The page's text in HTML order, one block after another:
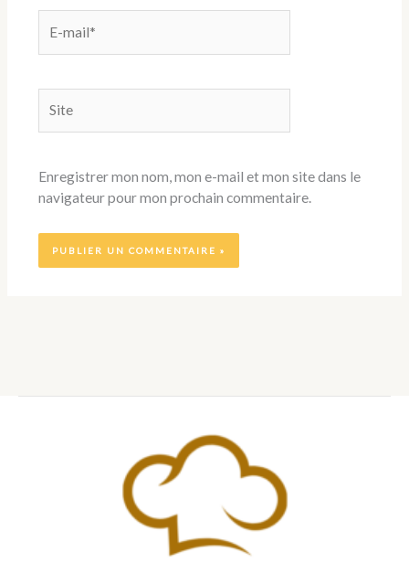
mail*
Enregistrer mon nom, mon e-mail et mon site dans le
navigateur pour mon prochain commentaire.